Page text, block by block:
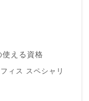
使える資格
ィス スペシャリ